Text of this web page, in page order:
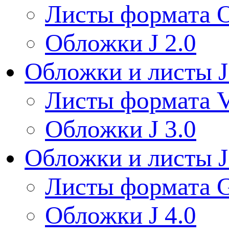
Листы формата
Обложки J 2.0
Обложки и листы
Листы формата
Обложки J 3.0
Обложки и листы
Листы формата
Обложки J 4.0